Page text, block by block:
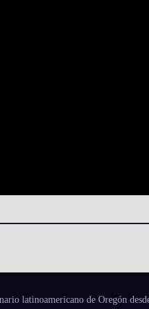
latinoamericano de Oregón